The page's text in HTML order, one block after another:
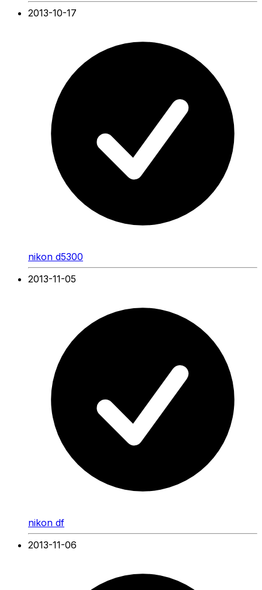
2013-10-17
nikon d5300
2013-11-05
nikon df
2013-11-06